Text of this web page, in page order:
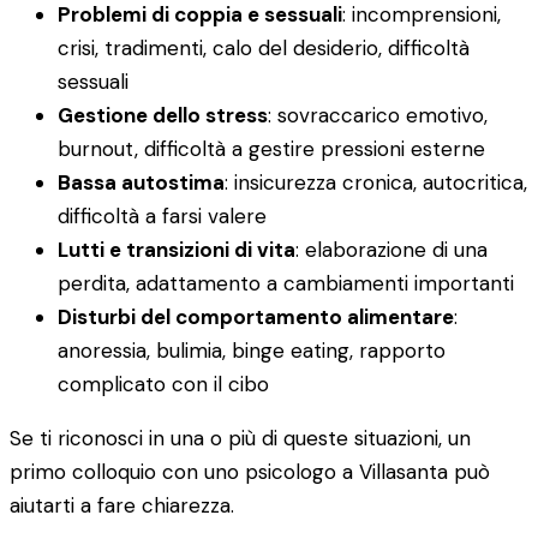
Problemi di coppia e sessuali: incomprensioni,
crisi, tradimenti, calo del desiderio, difficoltà
sessuali
Gestione dello stress: sovraccarico emotivo,
burnout, difficoltà a gestire pressioni esterne
Bassa autostima: insicurezza cronica, autocritica,
difficoltà a farsi valere
Lutti e transizioni di vita: elaborazione di una
perdita, adattamento a cambiamenti importanti
Disturbi del comportamento alimentare:
anoressia, bulimia, binge eating, rapporto
complicato con il cibo
Se ti riconosci in una o più di queste situazioni, un
primo colloquio con uno psicologo a Villasanta può
aiutarti a fare chiarezza.